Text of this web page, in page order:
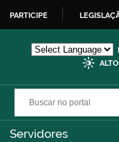
PARTICIPE
Servidores